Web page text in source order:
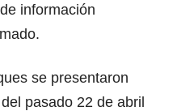
información
se presentaron
pasado 22 de abril